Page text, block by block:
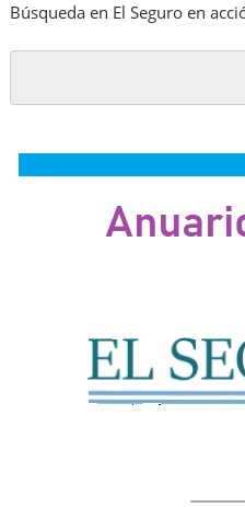
Búsqueda en El Seguro en